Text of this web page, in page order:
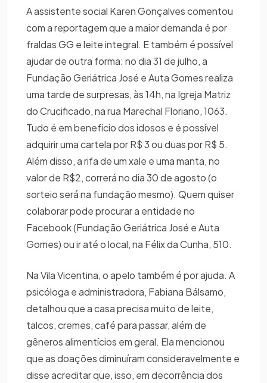
A assistente social Karen Gonçalves comentou
com a reportagem que a maior demanda é por
fraldas GG e leite integral. E também é possível
ajudar de outra forma: no dia 31 de julho, a
Fundação Geriátrica José e Auta Gomes realiza
uma tarde de surpresas, às 14h, na Igreja Matriz
do Crucificado, na rua Marechal Floriano, 1063.
Tudo é em benefício dos idosos e é possível
adquirir uma cartela por R$ 3 ou duas por R$ 5.
Além disso, a rifa de um xale e uma manta, no
valor de R$2, correrá no dia 30 de agosto (o
sorteio será na fundação mesmo). Quem quiser
colaborar pode procurar a entidade no
Facebook (Fundação Geriátrica José e Auta
Gomes) ou ir até o local, na Félix da Cunha, 510.
Na Vila Vicentina, o apelo também é por ajuda. A
psicóloga e administradora, Fabiana Bálsamo,
detalhou que a casa precisa muito de leite,
talcos, cremes, café para passar, além de
gêneros alimentícios em geral. Ela mencionou
que as doações diminuíram consideravelmente e
disse acreditar que, isso, em decorrência dos